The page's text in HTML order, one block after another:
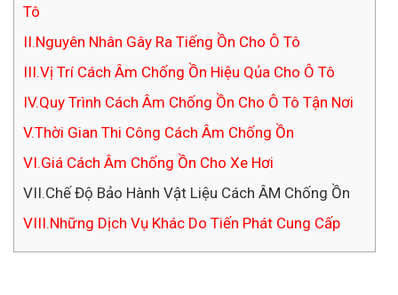
Tô
II.Nguyên Nhân Gây Ra Tiếng Ồn Cho Ô Tô
III.Vị Trí Cách Âm Chống Ồn Hiệu Qủa Cho Ô Tô
IV.Quy Trình Cách Âm Chống Ồn Cho Ô Tô Tận Nơi
V.Thời Gian Thi Công Cách Âm Chống Ồn
VI.Giá Cách Âm Chống Ồn Cho Xe Hơi
VII.Chế Độ Bảo Hành Vật Liệu Cách ÂM Chống Ồn
VIII.Những Dịch Vụ Khác Do Tiến Phát Cung Cấp